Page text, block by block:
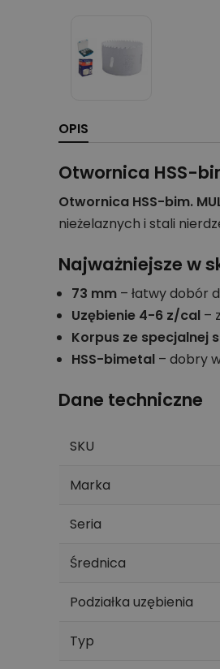
OPIS
Otwornica HSS-
Otwornica HSS-bim.
nieżelaznych i stali
Najważniejsze w
73 mm – łatwy dobór
Uzębienie 4-6 z/cal –
Korpus ze specjalnej
HSS-bimetal – dobry
Dane techniczne
SKU
Marka
Seria
Średnica
Podziałka uzębienia
Typ